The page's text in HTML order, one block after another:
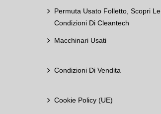
Permuta Usato Folletto, Scopri Le
Condizioni Di Cleantech
Macchinari Usati
Condizioni Di Vendita
Cookie Policy (UE)